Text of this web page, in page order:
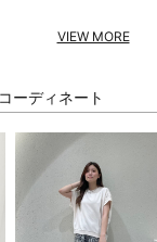
VIEW MORE
ーディネート